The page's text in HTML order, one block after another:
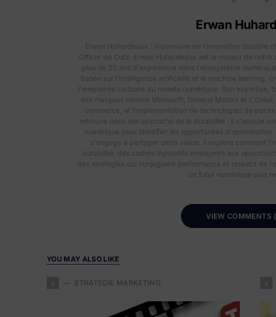
Erwan
Erwan Huhardeaux : Visionnaire de l'innovation durable
Officer de Cutz, Erwan Huhardeaux est le moteur de
plus de 25 ans d'expérience dans l'écosystème
basée sur l'intelligence artificielle et le machine learning,
l'empreinte carbone du monde numérique. Son expertise,
des marques comme Microsoft, General Motors et
commerce, et l'implémentation de technologies de
retrouve dans son approche de la durabilité : il s'appuie
numérique pour identifier les opportunités
s'engage à partager cette vision. Il explore comment
durabilité, des cadres législatifs émergents aux
des stratégies qui conjuguent performance et respect de
un futur numérique plus
VIEW COMMENTS
YOU MAY ALSO LIKE
STRATÉGIE MARKETING